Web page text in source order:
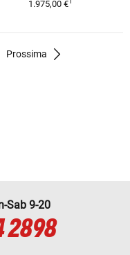
1.975,00 €
Prossima
Sab 9-20
2898